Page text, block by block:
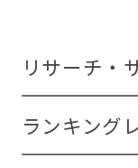
リサーチ・
ランキング